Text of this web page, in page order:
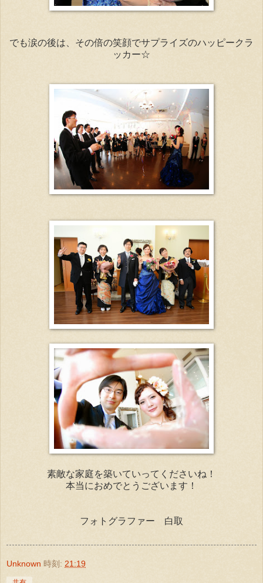
でも涙の後は、その倍の笑顔でサプライズのハッピークラ
ッカー☆
素敵な家庭を築いていってくださいね！
本当におめでとうございます！
フォトグラファー 白取
Unknown 時刻: 21:19